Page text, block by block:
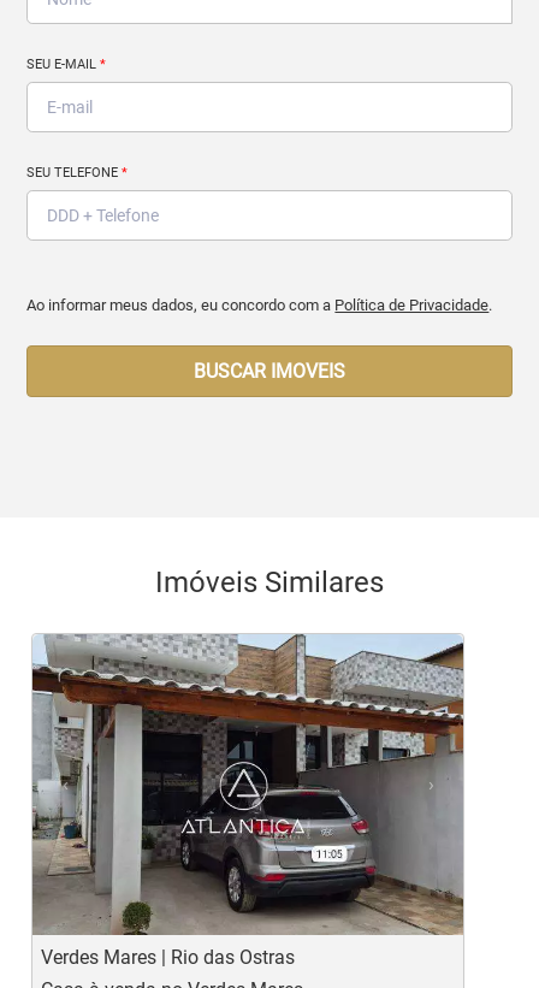
SEU E-MAIL*
SEU TELEFONE*
Ao informar meus dados, eu concordo com a Política de Privacidade.
BUSCAR IMOVEIS
Imóveis Similares
<<<
‹
Previous
›
Next
Verdes Mares | Rio das Ostras